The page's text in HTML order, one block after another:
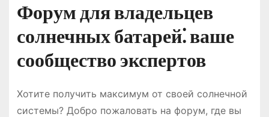
Форум для владельцев
солнечных батарей⁚ ваше
сообщество экспертов
Хотите получить максимум от своей солнечной
системы? Добро пожаловать на форум, где вы